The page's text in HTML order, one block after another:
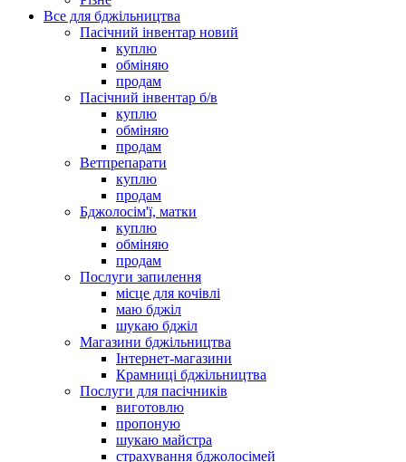
Все для бджільництва
Пасічний інвентар новий
куплю
обміняю
продам
Пасічний інвентар б/в
куплю
обміняю
продам
Ветпрепарати
куплю
продам
Бджолосім'ї, матки
куплю
обміняю
продам
Послуги запилення
місце для кочівлі
маю бджіл
шукаю бджіл
Магазини бджільництва
Інтернет-магазини
Крамниці бджільництва
Послуги для пасічників
виготовлю
пропоную
шукаю майстра
страхування бджолосімей